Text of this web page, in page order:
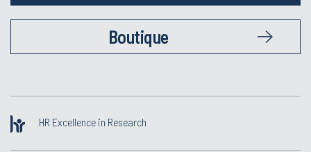
Boutique
HR Excellence in Research